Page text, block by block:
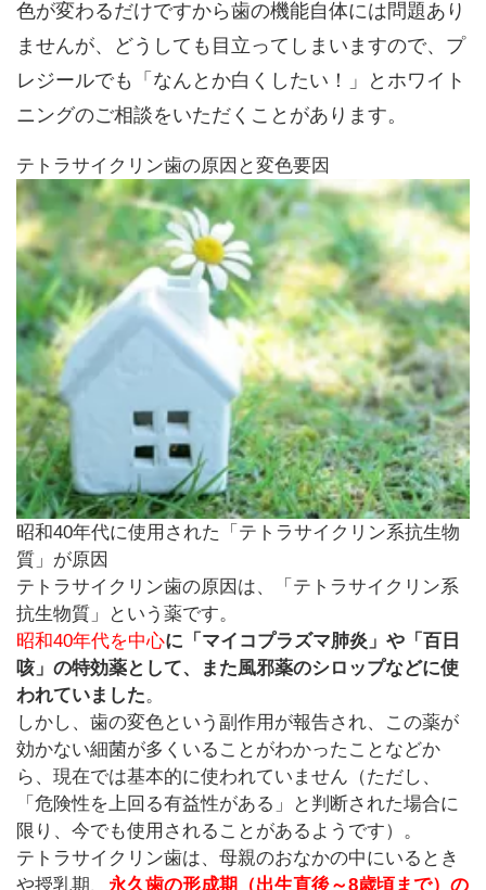
色が変わるだけですから歯の機能自体には問題あり
ませんが、どうしても目立ってしまいますので、プ
レジールでも「なんとか白くしたい！」とホワイト
ニングのご相談をいただくことがあります。
テトラサイクリン歯の原因と変色要因
昭和40年代に使用された「テトラサイクリン系抗生物
質」が原因
テトラサイクリン歯の原因は、「テトラサイクリン系
抗生物質」という薬です。
昭和40年代を中心に「マイコプラズマ肺炎」や「百日
咳」の特効薬として、また風邪薬のシロップなどに使
われていました。
しかし、歯の変色という副作用が報告され、この薬が
効かない細菌が多くいることがわかったことなどか
ら、現在では基本的に使われていません（ただし、
「危険性を上回る有益性がある」と判断された場合に
限り、今でも使用されることがあるようです）。
テトラサイクリン歯は、母親のおなかの中にいるとき
や授乳期、 永久歯の形成期（出生直後～8歳頃まで）の